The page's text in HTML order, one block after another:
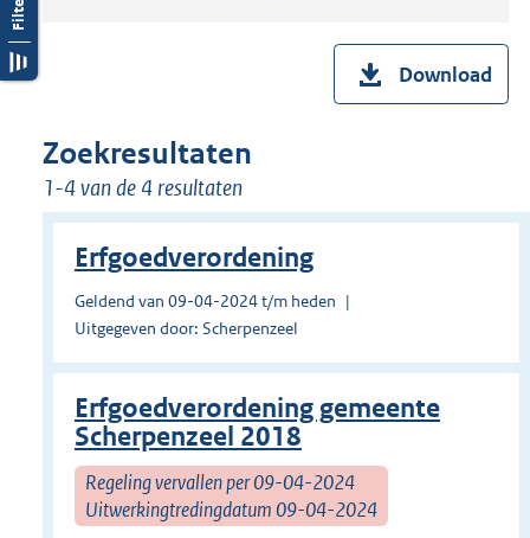
Download
Zoekresultaten
1-4 van de 4 resultaten
Erfgoedverordening
Geldend van 09-04-2024 t/m heden
Uitgegeven door: Scherpenzeel
Erfgoedverordening gemeente
Scherpenzeel 2018
Regeling vervallen per 09-04-2024
Uitwerkingtredingdatum 09-04-2024